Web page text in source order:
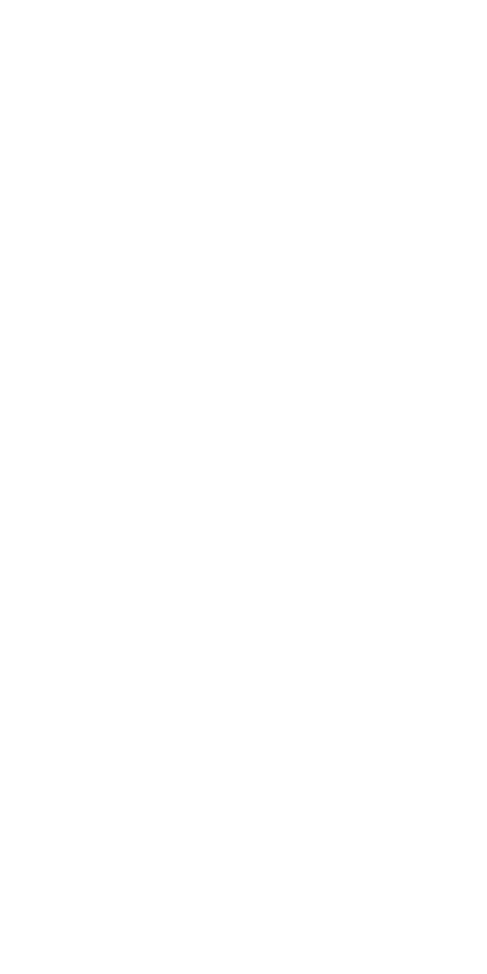
させていただ
了承ください。
き作成されるも
をご了承くださ
ようお願いしま
にご登録され
社の共同利用者
とをご了承くだ
下、フタル酸ジブチ
はありません。
品に未対応品が
年1月12日よ
) : 1000ppm、
、
ない年数を意
貨物等」とい
可)を取得する
要な手段を講じ
通知します。
、取り引きをい
ムロン制御